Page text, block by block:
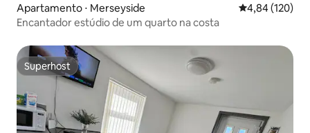
Apartamento ⋅ Merseyside 4,84 de uma
4,84 (120)
Encantador estúdio de um quarto na costa
Superhost
Superhost